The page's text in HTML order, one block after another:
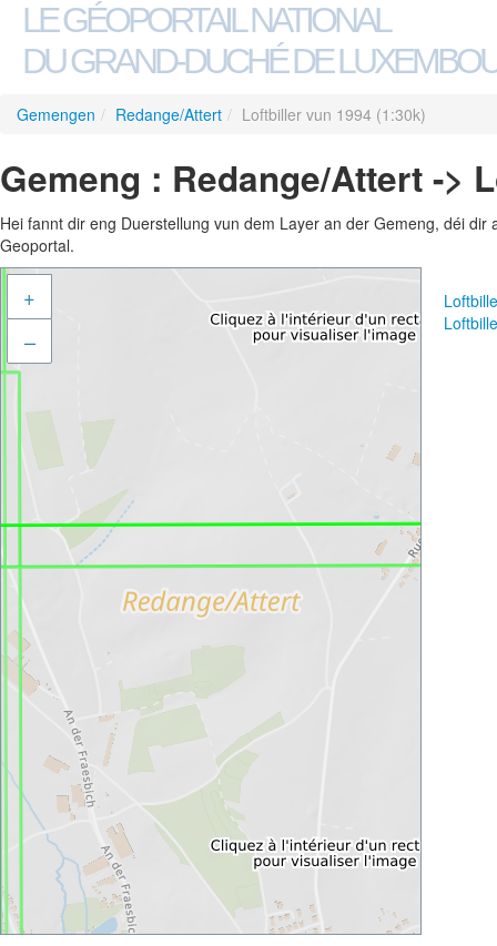
LE GÉOPORTAIL NATIONAL
DU GRAND-DUCHÉ DE
Gemengen / Redange/Attert / Loftbiller vun 1994 (1:30k)
Gemeng : Redange/Attert ->
Hei fannt dir eng Duerstellung vun dem Layer an der Gemeng, déi
Geoportal.
+
–